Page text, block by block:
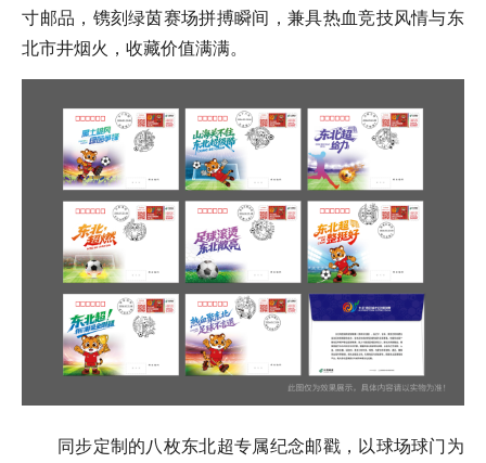
寸邮品，镌刻绿茵赛场拼搏瞬间，兼具热血竞技风情与东
北市井烟火，收藏价值满满。
同步定制的八枚东北超专属纪念邮戳，以球场球门为